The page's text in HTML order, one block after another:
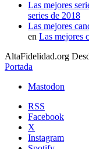
Las mejores
series de 2018
Las mejores
en Las mejores
AltaFidelidad.org
Portada
Mastodon
RSS
Facebook
X
Instagram